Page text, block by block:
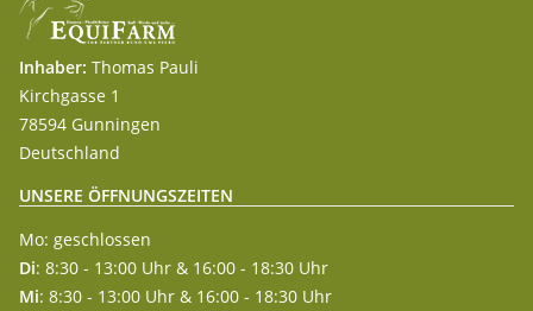
Inhaber: Thomas Pauli
Kirchgasse 1
78594 Gunningen
Deutschland
UNSERE ÖFFNUNGSZEITEN
Mo: geschlossen
Di: 8:30 - 13:00 Uhr & 16:00 - 18:30 Uhr
Mi: 8:30 - 13:00 Uhr & 16:00 - 18:30 Uhr